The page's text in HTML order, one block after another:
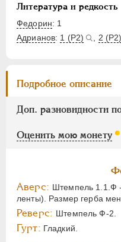
Литература и редкость
Федорин: 1
Адрианов: 1 (Р2) 2 (Р2)
Подробное описание
Доп. разновидности
Оценить мою монету
Аверс: Штемпель 1.1.Ф
ленты). Размер герба
Реверс: Штемпель Ф-2.
Гурт: Гладкий.